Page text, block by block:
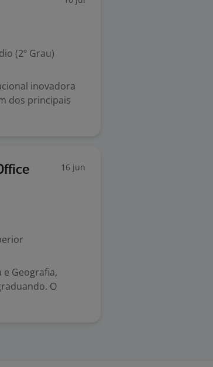
(2º Grau)
inovadora
dos principais
16 jun
Geografia,
O